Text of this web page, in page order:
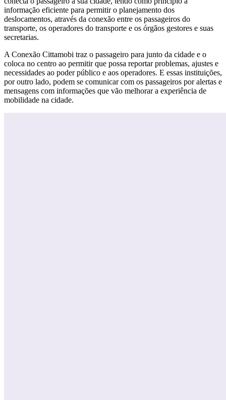
informação eficiente para permitir o planejamento dos
deslocamentos, através da conexão entre os passageiros do
transporte, os operadores do transporte e os órgãos gestores e suas
secretarias.
A Conexão Cittamobi traz o passageiro para junto da cidade e o
coloca no centro ao permitir que possa reportar problemas, ajustes e
necessidades ao poder público e aos operadores. E essas instituições,
por outro lado, podem se comunicar com os passageiros por alertas e
mensagens com informações que vão melhorar a experiência de
mobilidade na cidade.